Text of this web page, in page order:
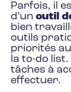
Parfois, il
d’unoutil
bien
outils
priorités
la to-do list.
tâches à
effectuer.